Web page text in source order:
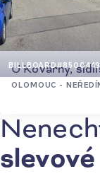
BILLBOARD
U Kovárny,
OLOMOUC -
Přihlášení k